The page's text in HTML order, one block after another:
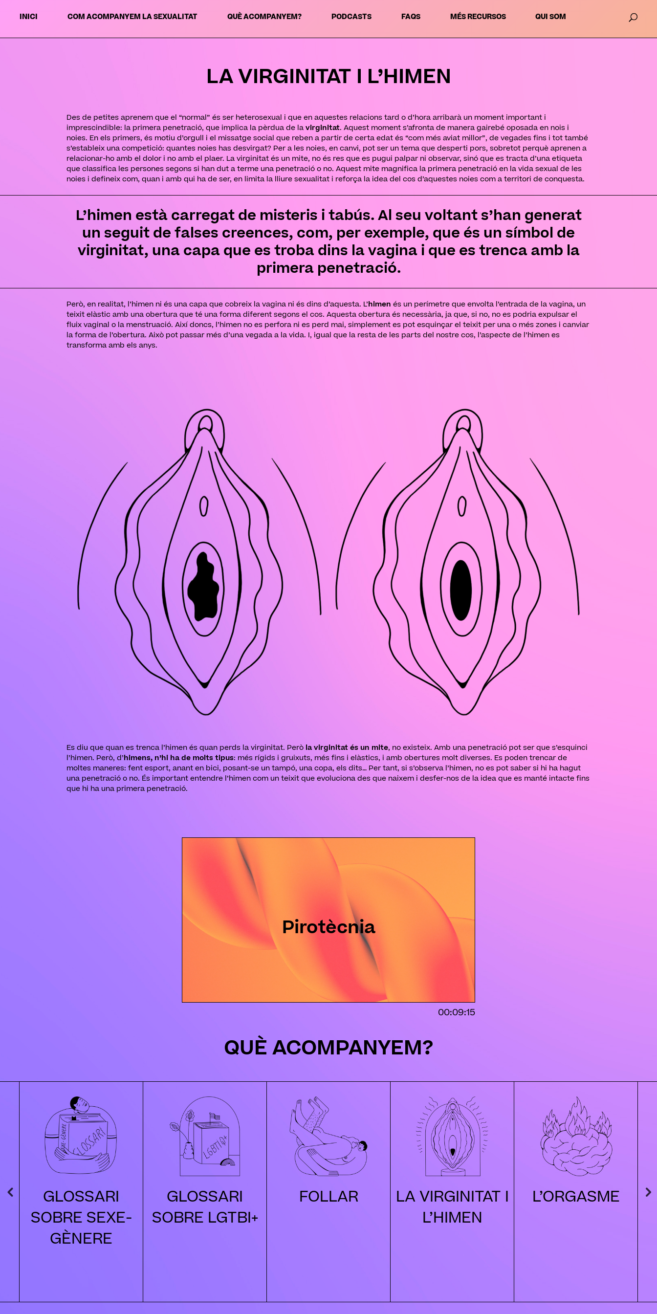
INICI COM ACOMPANYEM LA SEXUALITAT QUÈ ACOMPANYEM? PODCASTS FAQS MÉS RECURSOS QUI SOM
LA VIRGINITAT I L’HIMEN
Des de petites aprenem que el “normal” és ser heterosexual i que en aquestes relacions tard o d’hora arribarà un moment important i
imprescindible: la primera penetració, que implica la pèrdua de lavirginitat. Aquest moment s’afronta de manera gairebé oposada en nois i
noies. En els primers, és motiu d’orgull i el missatge social que reben a partir de certa edat és “com més aviat millor”, de vegades fins i tot també
s’estableix una competició: quantes noies has desvirgat? Per a les noies, en canvi, pot ser un tema que desperti pors, sobretot perquè aprenen a
relacionar-ho amb el dolor i no amb el plaer. La virginitat és un mite, no és res que es pugui palpar ni observar, sinó que es tracta d’una etiqueta
que classifica les persones segons si han dut a terme una penetració o no. Aquest mite magnifica la primera penetració en la vida sexual de les
noies i defineix com, quan i amb qui ha de ser, en limita la lliure sexualitat i reforça la idea del cos d’aquestes noies com a territori de conquesta.
L’himen està carregat de misteris i tabús. Al seu voltant s’han generat
un seguit de falses creences, com, per exemple, que és un símbol de
virginitat, una capa que es troba dins la vagina i que es trenca amb la
primera penetració.
Però, en realitat, l’himen ni és una capa que cobreix la vagina ni és dins d’aquesta. L’himen és un perímetre que envolta l’entrada de la vagina, un
teixit elàstic amb una obertura que té una forma diferent segons el cos. Aquesta obertura és necessària, ja que, si no, no es podria expulsar el
fluix vaginal o la menstruació. Així doncs, l’himen no es perfora ni es perd mai, simplement es pot esquinçar el teixit per una o més zones i canviar
la forma de l’obertura. Això pot passar més d’una vegada a la vida. I, igual que la resta de les parts del nostre cos, l’aspecte de l’himen es
transforma amb els anys.
Es diu que quan es trenca l’himen és quan perds la virginitat. Però la virginitat és un mite, no existeix. Amb una penetració pot ser que s’esquinci
l’himen. Però, d’himens, n’hi ha de molts tipus: més rígids i gruixuts, més fins i elàstics, i amb obertures molt diverses. Es poden trencar de
moltes maneres: fent esport, anant en bici, posant-se un tampó, una copa, els dits… Per tant, si s’observa l’himen, no es pot saber si hi ha hagut
una penetració o no. És important entendre l’himen com un teixit que evoluciona des que naixem i desfer-nos de la idea que es manté intacte fins
que hi ha una primera penetració.
Pirotècnia
00:09:15
QUÈ ACOMPANYEM?
GLOSSARI
SOBRE SEXE-
GÈNERE
GLOSSARI
SOBRE LGTBI+
FOLLAR
LA VIRGINITAT I
L’HIMEN
L’ORGASME